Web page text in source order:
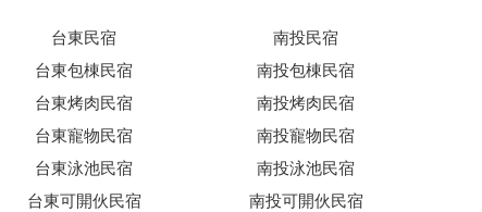
台東民宿
台東包棟民宿
台東烤肉民宿
台東寵物民宿
台東泳池民宿
台東可開伙民宿
南投民宿
南投包棟民宿
南投烤肉民宿
南投寵物民宿
南投泳池民宿
南投可開伙民宿